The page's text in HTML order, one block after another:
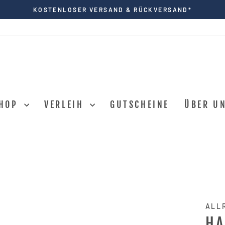
Pause
KOSTENLOSER VERSAND & RÜCKVERSAND*
VERLEIH GUTSCHEINE ÜBER